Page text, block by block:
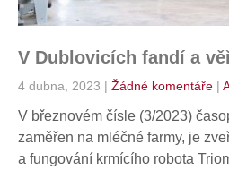
V Dublovicích fandí a
4 dubna, 2023 | Žádné komentáře |
V březnovém čísle (3/2023)
zaměřen na mléčné farmy, je
a fungování krmícího robota